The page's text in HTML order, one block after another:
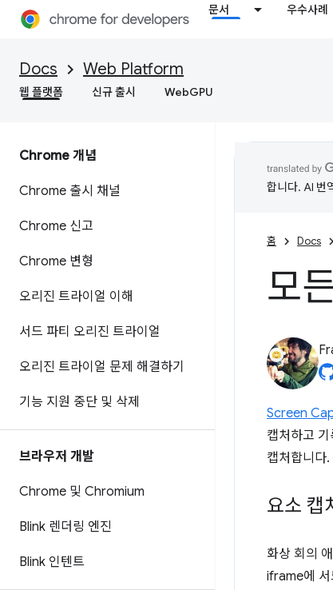
문서 우수사례
Docs Web Platform
웹 플랫폼 신규 출시 WebGPU
Chrome 개념
Chrome 출시 채널
Chrome 신고
Chrome 변형
오리진 트라이얼 이해
서드 파티 오리진 트라이얼
오리진 트라이얼 문제 해결하기
기능 지원 중단 및 삭제
브라우저 개발
Chrome 및 Chromium
Blink 렌더링 엔진
Blink 인텐트
합니다. AI 번
홈 Docs
모
Screen
캡처하고
캡처합니다
요소 캡
화상 회의
iframe에 서